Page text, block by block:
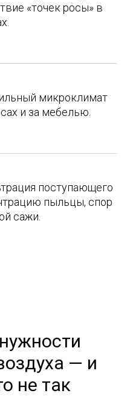
«точек росы» в
микроклимат
и за мебелью.
поступающего
пыльцы, спор
сажи.
— и
не так